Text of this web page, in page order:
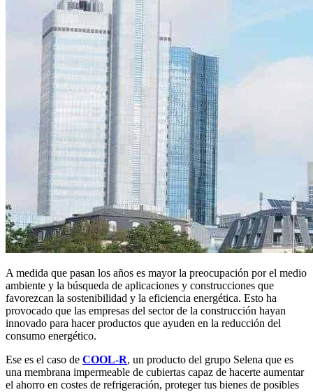
A medida que pasan los años es mayor la preocupación por el medio
ambiente y la búsqueda de aplicaciones y construcciones que
favorezcan la sostenibilidad y la eficiencia energética. Esto ha
provocado que las empresas del sector de la construcción hayan
innovado para hacer productos que ayuden en la reducción del
consumo energético.
Ese es el caso de COOL-R, un producto del grupo Selena que es
una membrana impermeable de cubiertas capaz de hacerte aumentar
el ahorro en costes de refrigeración, proteger tus bienes de posibles